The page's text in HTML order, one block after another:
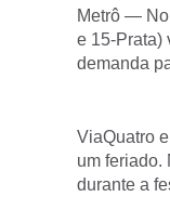
Metrô — No
e 15-Prata)
demanda
ViaQuatro
um feriado.
durante a